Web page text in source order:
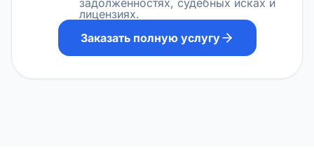
задолженностях, судебных исках и
лицензиях.
Заказать полную услугу